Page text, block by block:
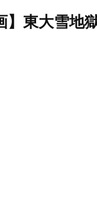
】東大雪地